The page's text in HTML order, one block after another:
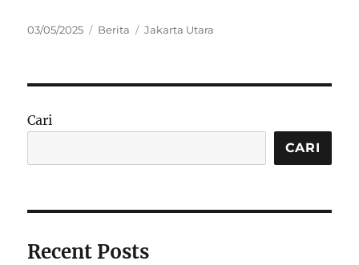
Posted
03/05/2025 Categories
Berita Tags
Jakarta Utara
Cari
CARI
Recent Posts